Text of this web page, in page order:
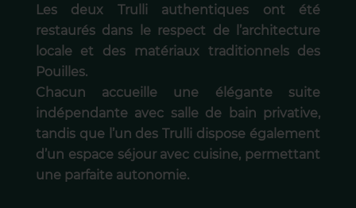
Les deux Trulli authentiques ont été
restaurés dans le respect de l’architecture
locale et des matériaux traditionnels des
Pouilles.
Chacun accueille une élégante suite
indépendante avec salle de bain privative,
tandis que l’un des Trulli dispose également
d’un espace séjour avec cuisine, permettant
une parfaite autonomie.